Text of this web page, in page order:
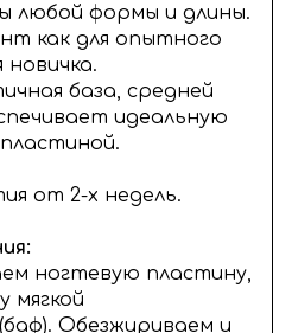
любой формы и длины.
как для опытного
база, средней
идеальную
от 2-х недель.
ногтевую пластину,
мягкой
Обезжириваем и